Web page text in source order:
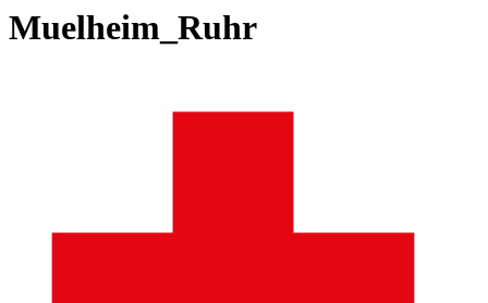
Muelheim_Ruhr